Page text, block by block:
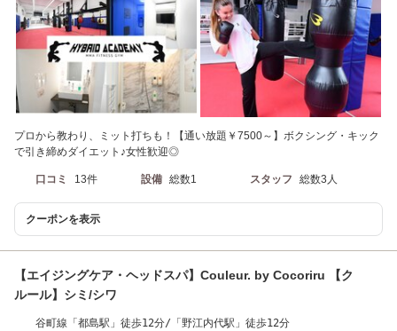
プロから教わり、ミット打ちも！【通い放題￥7500～】ボクシング・キック
で引き締めダイエット♪女性歓迎◎
口コミ 13件 設備 総数1 スタッフ 総数3人
クーポンを表示
【エイジングケア・ヘッドスパ】Couleur. by Cocoriru 【ク
ルール】シミ/シワ
谷町線「都島駅」徒歩12分/「野江内代駅」徒歩12分